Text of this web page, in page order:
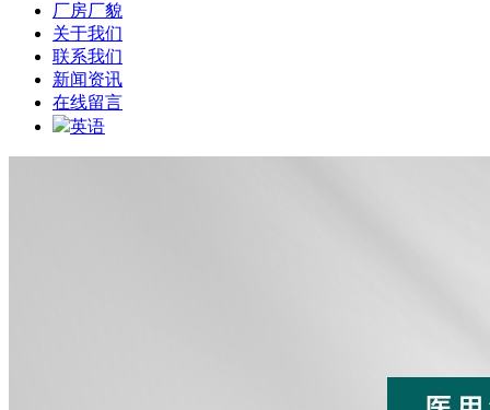
厂房厂貌
关于我们
联系我们
新闻资讯
在线留言
英语